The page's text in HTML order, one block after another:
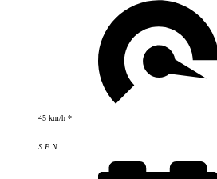
45 km/h *
S.E.N.